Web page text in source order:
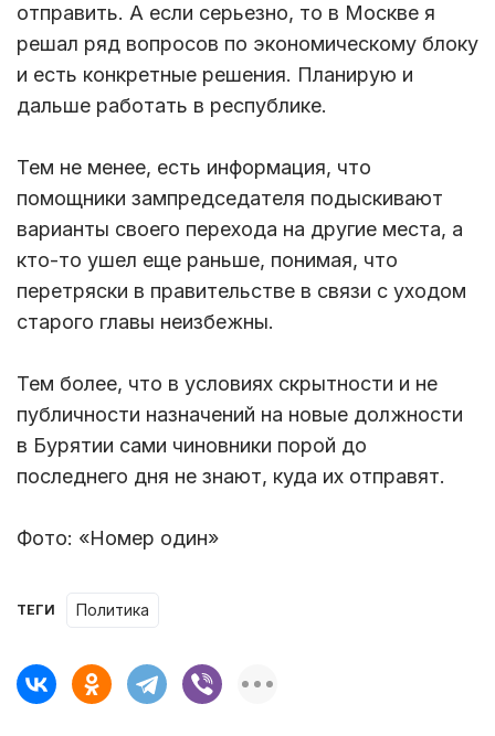
отправить. А если серьезно, то в Москве я
решал ряд вопросов по экономическому блоку
и есть конкретные решения. Планирую и
дальше работать в республике.
Тем не менее, есть информация, что
помощники зампредседателя подыскивают
варианты своего перехода на другие места, а
кто-то ушел еще раньше, понимая, что
перетряски в правительстве в связи с уходом
старого главы неизбежны.
Тем более, что в условиях скрытности и не
публичности назначений на новые должности
в Бурятии сами чиновники порой до
последнего дня не знают, куда их отправят.
Фото: «Номер один»
ТЕГИ Политика